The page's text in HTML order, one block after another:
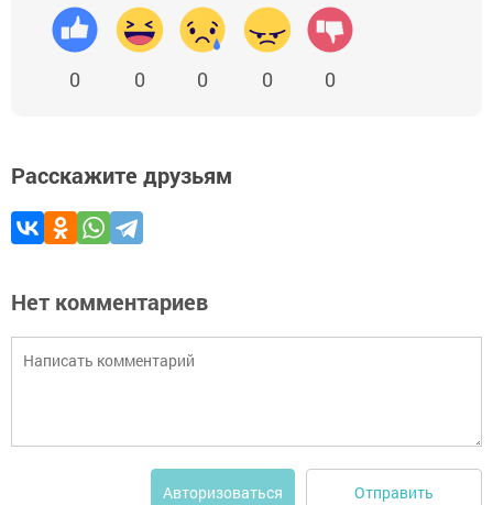
0 0 0 0 0
Расскажите друзьям
Нет комментариев
Авторизоваться Отправить